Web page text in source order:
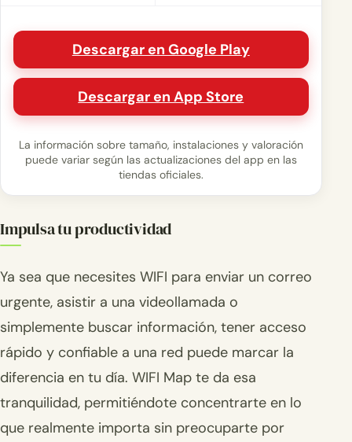
Descargar en Google Play
Descargar en App Store
La información sobre tamaño, instalaciones y valoración
puede variar según las actualizaciones del app en las
tiendas oficiales.
Impulsa tu productividad
Ya sea que necesites WIFI para enviar un correo
urgente, asistir a una videollamada o
simplemente buscar información, tener acceso
rápido y confiable a una red puede marcar la
diferencia en tu día. WIFI Map te da esa
tranquilidad, permitiéndote concentrarte en lo
que realmente importa sin preocuparte por